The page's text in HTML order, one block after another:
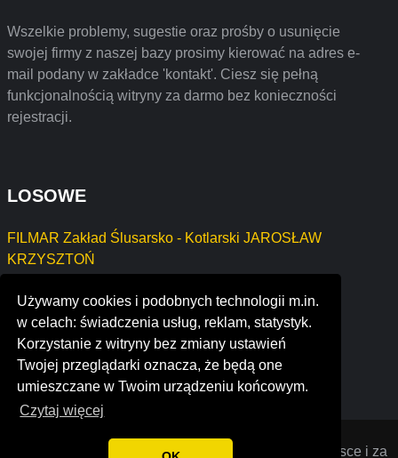
Używamy cookies i podobnych technologii m.in.
w celach: świadczenia usług, reklam, statystyk.
Korzystanie z witryny bez zmiany ustawień
Twojej przeglądarki oznacza, że będą one
umieszczane w Twoim urządzeniu końcowym.
Czytaj więcej
Wszelkie problemy, sugestie oraz prośby o usunięcie
swojej firmy z naszej bazy prosimy kierować na adres e-
mail podany w zakładce 'kontakt'. Ciesz się pełną
funkcjonalnością witryny za darmo bez konieczności
rejestracji.
LOSOWE
FILMAR Zakład Ślusarsko - Kotlarski JAROSŁAW
KRZYSZTOŃ
podvodspetsstroy
agence depoorter
gem real estate group, inc.
grief recovery center
© 2022 Opinie o firmach założonych w Polsce i za